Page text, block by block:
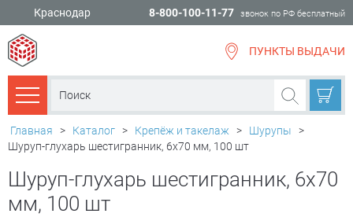
Краснодар 8-800-100-11-77 звонок по РФ бесплатный
ПУНКТЫ ВЫДАЧИ
Каталог товаров
Главная > Каталог > Крепёж и такелаж > Шурупы
>
Шуруп-глухарь шестигранник, 6х70 мм, 100 шт
Шуруп-глухарь шестигранник, 6х70
мм, 100 шт